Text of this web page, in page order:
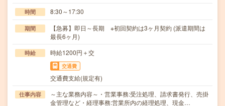
時間 8:30～17:30
期間
【急募】即日～長期 ※初回契約は3ヶ月契約 (派遣期間は
最長6ヶ月)
時給 時給1200円＋交
交通費
交通費支給(規定有)
仕事内容
～主な業務内容～・営業事務:受注処理、請求書発行、売掛
金管理など・経理事務:営業所内の経理処理、現金…